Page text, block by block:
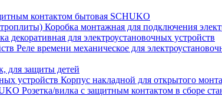
контактом бытовая SCHUKO
Коробка монтажная для подключения
декоративная для электроустановочных устройств
Реле времени механическое для
для защиты детей
Корпус накладной для открытого
Розетка/вилка с защитным контактом в сборе